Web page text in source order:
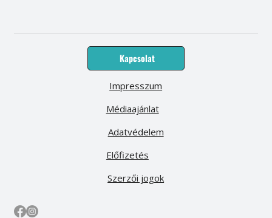
Kapcsolat
Médiaajánlat
Előfizetés
Impresszum
Adatvédelem
Szerzői jogok